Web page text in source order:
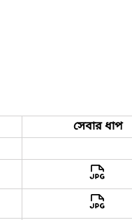
সেবার ধাপ